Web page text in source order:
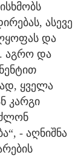
ასევე
და
აგრო და
ყველა
კარგი
- აღნიშნა